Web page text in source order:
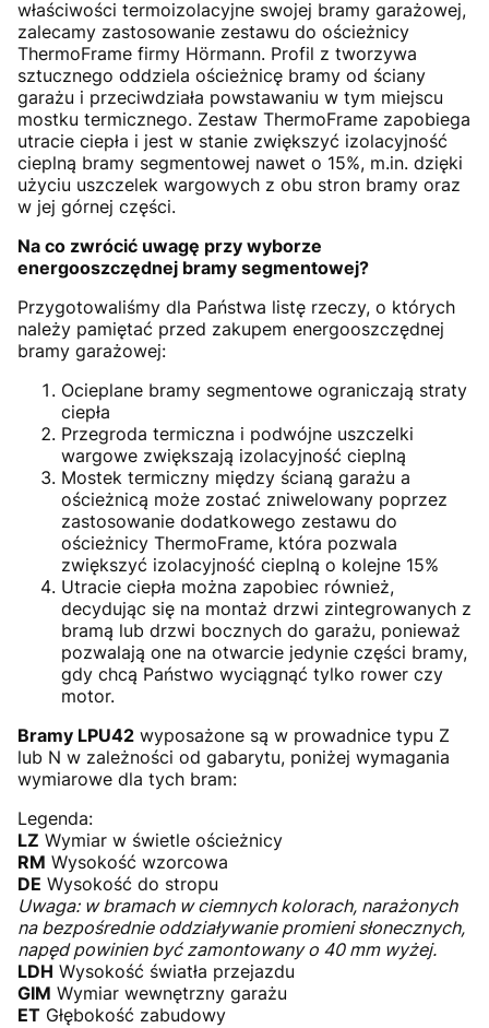
właściwości termoizolacyjne swojej bramy garażowej,
zalecamy zastosowanie zestawu do ościeżnicy
ThermoFrame firmy Hörmann. Profil z tworzywa
sztucznego oddziela ościeżnicę bramy od ściany
garażu i przeciwdziała powstawaniu w tym miejscu
mostku termicznego. Zestaw ThermoFrame zapobiega
utracie ciepła i jest w stanie zwiększyć izolacyjność
cieplną bramy segmentowej nawet o 15%, m.in. dzięki
użyciu uszczelek wargowych z obu stron bramy oraz
w jej górnej części.
Na co zwrócić uwagę przy wyborze
energooszczędnej bramy segmentowej?
Przygotowaliśmy dla Państwa listę rzeczy, o których
należy pamiętać przed zakupem energooszczędnej
bramy garażowej:
Ocieplane bramy segmentowe ograniczają straty
ciepła
Przegroda termiczna i podwójne uszczelki
wargowe zwiększają izolacyjność cieplną
Mostek termiczny między ścianą garażu a
ościeżnicą może zostać zniwelowany poprzez
zastosowanie dodatkowego zestawu do
ościeżnicy ThermoFrame, która pozwala
zwiększyć izolacyjność cieplną o kolejne 15%
Utracie ciepła można zapobiec również,
decydując się na montaż drzwi zintegrowanych z
bramą lub drzwi bocznych do garażu, ponieważ
pozwalają one na otwarcie jedynie części bramy,
gdy chcą Państwo wyciągnąć tylko rower czy
motor.
Bramy LPU42 wyposażone są w prowadnice typu Z
lub N w zależności od gabarytu, poniżej wymagania
wymiarowe dla tych bram:
Legenda:
LZ Wymiar w świetle ościeżnicy
RM Wysokość wzorcowa
DE Wysokość do stropu
Uwaga: w bramach w ciemnych kolorach, narażonych
na bezpośrednie oddziaływanie promieni słonecznych,
napęd powinien być zamontowany o 40 mm wyżej.
LDH Wysokość światła przejazdu
GIM Wymiar wewnętrzny garażu
ET Głębokość zabudowy